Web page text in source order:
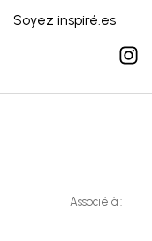
Soyez inspiré.es
Associé à :